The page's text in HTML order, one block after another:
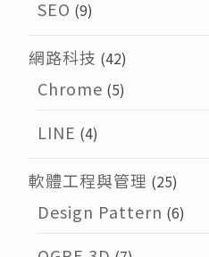
SEO (9)
網路科技 (42)
Chrome (5)
LINE (4)
軟體工程與管理 (25)
Design Pattern (6)